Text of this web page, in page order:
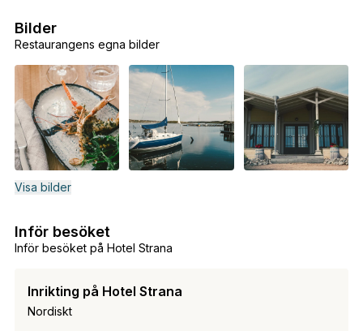
Restaurangens egna bilder
Bilder
Visa bilder
Inför besöket på Hotel Strana
Inför besöket
Inrikting på Hotel Strana
Nordiskt